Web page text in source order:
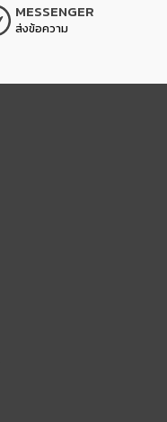
MESSENGER
ส่งข้อความ